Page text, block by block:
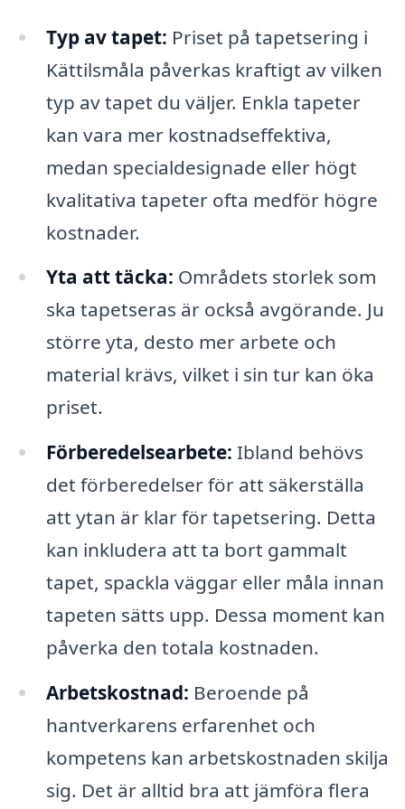
Typ av tapet: Priset på tapetsering i
Kättilsmåla påverkas kraftigt av vilken
typ av tapet du väljer. Enkla tapeter
kan vara mer kostnadseffektiva,
medan specialdesignade eller högt
kvalitativa tapeter ofta medför högre
kostnader.
Yta att täcka: Områdets storlek som
ska tapetseras är också avgörande. Ju
större yta, desto mer arbete och
material krävs, vilket i sin tur kan öka
priset.
Förberedelsearbete: Ibland behövs
det förberedelser för att säkerställa
att ytan är klar för tapetsering. Detta
kan inkludera att ta bort gammalt
tapet, spackla väggar eller måla innan
tapeten sätts upp. Dessa moment kan
påverka den totala kostnaden.
Arbetskostnad: Beroende på
hantverkarens erfarenhet och
kompetens kan arbetskostnaden skilja
sig. Det är alltid bra att jämföra flera